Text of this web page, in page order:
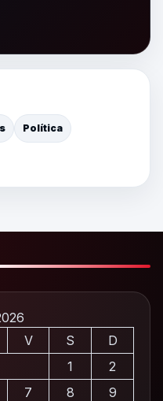
Política
V S
D
1
2
7 8
9